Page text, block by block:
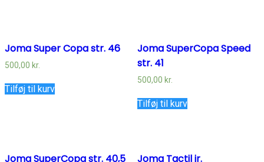
Joma Super Copa str. 46
500,00 kr.
Tilføj til kurv
Joma SuperCopa Speed
str. 41
500,00 kr.
Tilføj til kurv
Joma SuperCopa str. 40,5 Joma Tactil jr.